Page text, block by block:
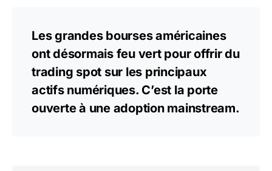
Les grandes bourses américaines
ont désormais feu vert pour offrir du
trading spot sur les principaux
actifs numériques. C’est la porte
ouverte à une adoption mainstream.